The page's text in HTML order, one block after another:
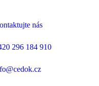
nás
296 184 910